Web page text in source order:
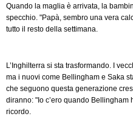
Quando la maglia è arrivata, la
specchio. "Papà, sembro una vera
tutto il resto della settimana.
L’Inghilterra si sta trasformando. I
ma i nuovi come Bellingham e Saka
che seguono questa generazione
diranno: "Io c’ero quando Bellingham
ricordo.